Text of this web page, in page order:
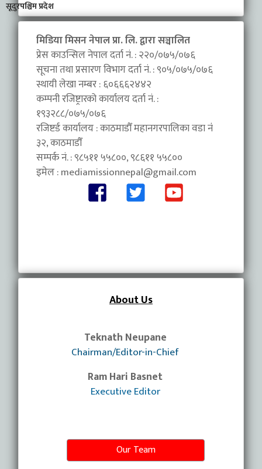
सूदुरपश्चिम प्रदेश
मिडिया मिसन नेपाल प्रा. लि. द्वारा सञ्चालित
प्रेस काउन्सिल नेपाल दर्ता नं. : २२०/०७५/०७६
सूचना तथा प्रसारण विभाग दर्ता नं. : ९०५/०७५/०७६
स्थायी लेखा नम्बर : ६०६६६२४४२
कम्पनी रजिष्ट्रारको कार्यालय दर्ता नं. :
१९३२८८/०७५/०७६
रजिष्टर्ड कार्यालय : काठमाडौँ महानगरपालिका वडा नंं
३२, काठमाडौँ
सम्पर्क नं. : ९८५११ ५५८००, ९८६११ ५५८००
इमेल :mediamissionnepal@gmail.com
About Us
Teknath Neupane
Chairman/Editor-in-Chief
Ram Hari Basnet
Executive Editor
Our Team